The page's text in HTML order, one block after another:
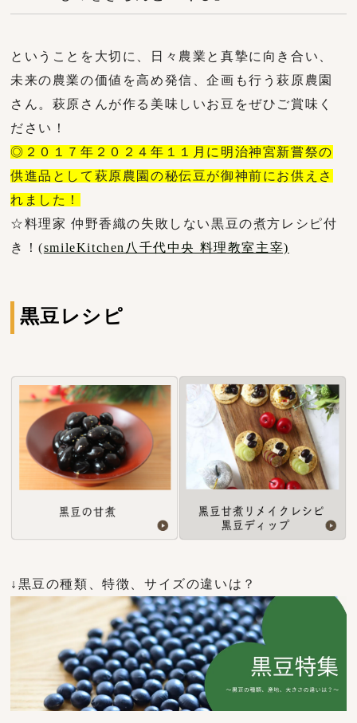
ということを大切に、日々農業と真摯に向き合い、
未来の農業の価値を高め発信、企画も行う萩原農園
さん。萩原さんが作る美味しいお豆をぜひご賞味く
ださい！
◎２０１７年２０２４年１１月に明治神宮新嘗祭の
供進品として萩原農園の秘伝豆が御神前にお供えさ
れました！
☆料理家 仲野香織の失敗しない黒豆の煮方レシピ付
き！(smileKitchen八千代中央 料理教室主宰)
黒豆レシピ
↓黒豆の種類、特徴、サイズの違いは？